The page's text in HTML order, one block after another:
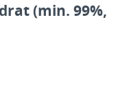
(min. 99%,